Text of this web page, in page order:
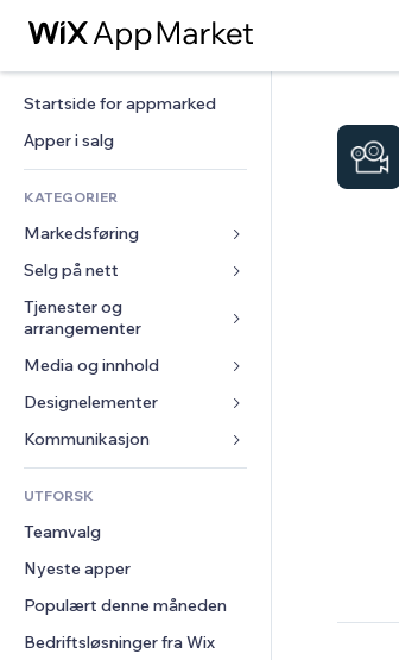
Startside for appmarked
Apper i salg
KATEGORIER
Markedsføring
Annonser
Mobil
Analyser
Sosiale medier
SEO
Engasjement
Nettstedsoppføringer
E-post
Konvertering
Selg på nett
Apper for butikker
Frakt og levering
Selg-knapper
Nettkurs
On-demand-utskrift
Regnskap
Kuponger og fordelsprogram
Lagerløsninger
Dropshipping
Priser og abonnement
Folkefinansiering
Tjenester og
arrangementer
Hoteller
Arrangementer
Restauranter
Eiendom
Bookinger
Media og innhold
Galleri
Musikk
Podkaster
Fotografi
Video
PDF
Fildeling
Nyheter
Designelementer
Kart og navigasjon
Personvern og sikkerhet
Klokke
Sidemaler
Bildeeffekter
Knapper og menyer
Bannere og merker
Skjemaer
Avstemninger
Chat
Kommentarer
Telefon
UTFORSK
Teamvalg
Nyeste apper
Populært denne måneden
Bedriftsløsninger fra Wix